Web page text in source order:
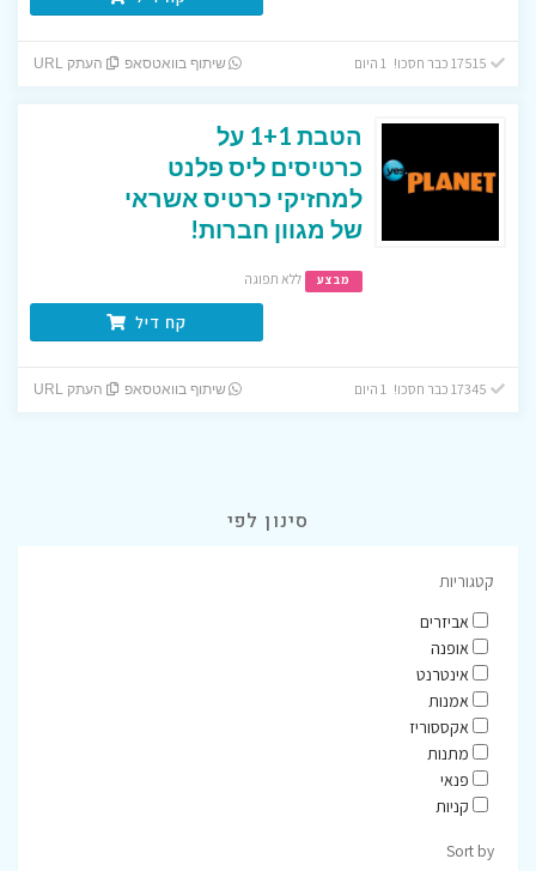
שיתוף בוואטסאפ העתק URL
הטבת 1+1 על
כרטיסים ליס פלנט
למחזיקי כרטיס אשראי
של מגוון חברות!
מבצע ללא תפוגה
קח דיל
שיתוף בוואטסאפ העתק URL
סינון לפי
קטגוריות
אביזרים
אופנה
אינטרנט
אמנות
אקססוריז
מתנות
פנאי
קניות
Sort by